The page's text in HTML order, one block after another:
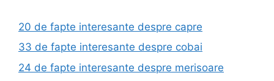
20 de fapte interesante despre capre
33 de fapte interesante despre cobai
24 de fapte interesante despre merisoare